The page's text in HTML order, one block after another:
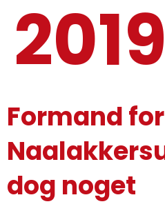
2019
Formand for
dog noget